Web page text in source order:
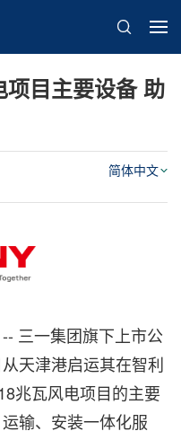
目主要设备 助
简体中文
三一集团旗下上市公
天津港启运其在智利
兆瓦风电项目的主要
输、安装一体化服